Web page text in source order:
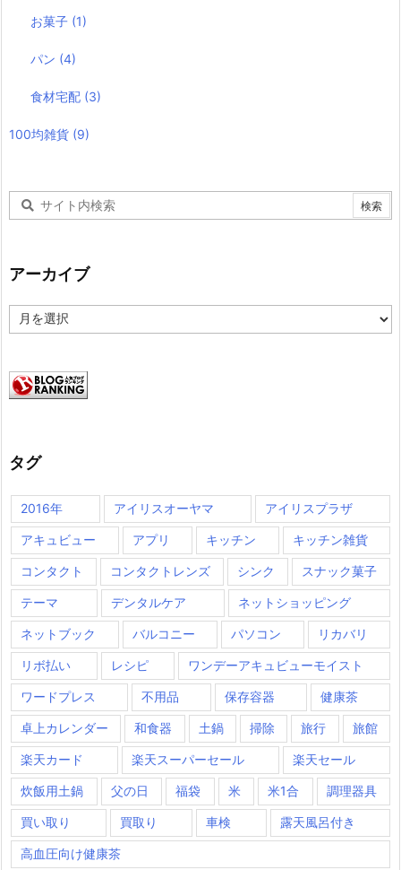
お菓子 (1)
パン (4)
食材宅配 (3)
100均雑貨 (9)
アーカイブ
ー
ブ
タグ
2016年 アイリスオーヤマ アイリスプラザ
アキュビュー アプリ キッチン キッチン雑貨
コンタクト コンタクトレンズ シンク スナック菓子
テーマ デンタルケア ネットショッピング
ネットブック バルコニー パソコン リカバリ
リボ払い レシピ ワンデーアキュビューモイスト
ワードプレス 不用品 保存容器 健康茶
卓上カレンダー 和食器 土鍋 掃除 旅行 旅館
楽天カード 楽天スーパーセール 楽天セール
炊飯用土鍋 父の日 福袋 米 米1合 調理器具
買い取り 買取り 車検 露天風呂付き
高血圧向け健康茶